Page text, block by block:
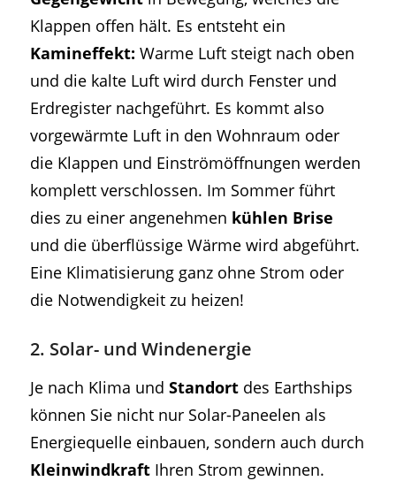
Klappen offen hält. Es entsteht ein
Kamineffekt: Warme Luft steigt nach oben
und die kalte Luft wird durch Fenster und
Erdregister nachgeführt. Es kommt also
vorgewärmte Luft in den Wohnraum oder
die Klappen und Einströmöffnungen werden
komplett verschlossen. Im Sommer führt
dies zu einer angenehmen kühlen Brise
und die überflüssige Wärme wird abgeführt.
Eine Klimatisierung ganz ohne Strom oder
die Notwendigkeit zu heizen!
2. Solar- und Windenergie
Je nach Klima und Standortdes Earthships
können Sie nicht nur Solar-Paneelen als
Energiequelle einbauen, sondern auch durch
KleinwindkraftIhren Strom gewinnen.